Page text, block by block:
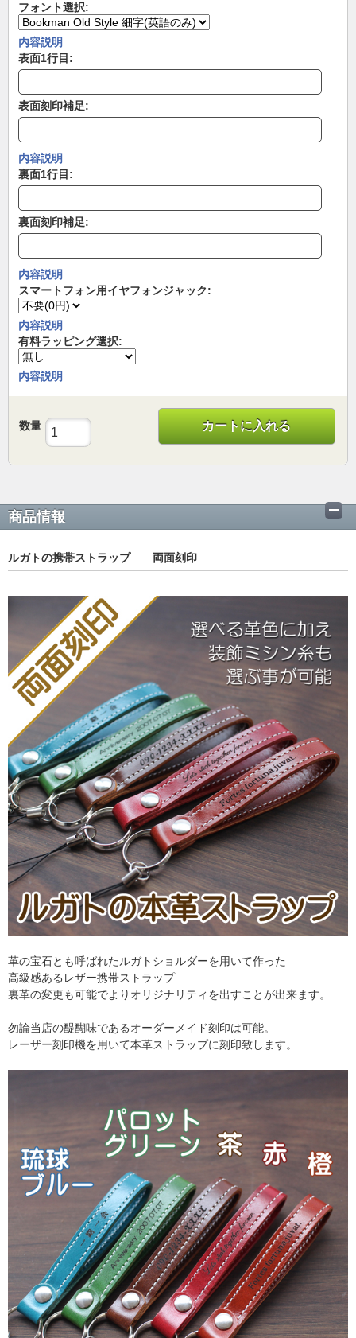
フォント選択:
内容説明
表面1行目:
表面刻印補足:
内容説明
裏面1行目:
裏面刻印補足:
内容説明
スマートフォン用イヤフォンジャック:
内容説明
有料ラッピング選択:
内容説明
数量 カートに入れる
商品情報
ルガトの携帯ストラップ 両面刻印
革の宝石とも呼ばれたルガトショルダーを用いて作った
高級感あるレザー携帯ストラップ
裏革の変更も可能でよりオリジナリティを出すことが出来ます。
勿論当店の醍醐味であるオーダーメイド刻印は可能。
レーザー刻印機を用いて本革ストラップに刻印致します。